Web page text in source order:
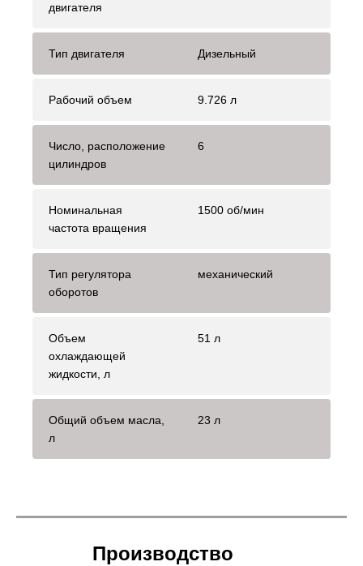
двигателя
Тип двигателя Дизельный
Рабочий объем 9.726 л
Число, расположение
цилиндров
6
Номинальная
частота вращения
1500 об/мин
Тип регулятора
оборотов
механический
Объем
охлаждающей
жидкости, л
51 л
Общий объем масла,
л
23 л
Производство